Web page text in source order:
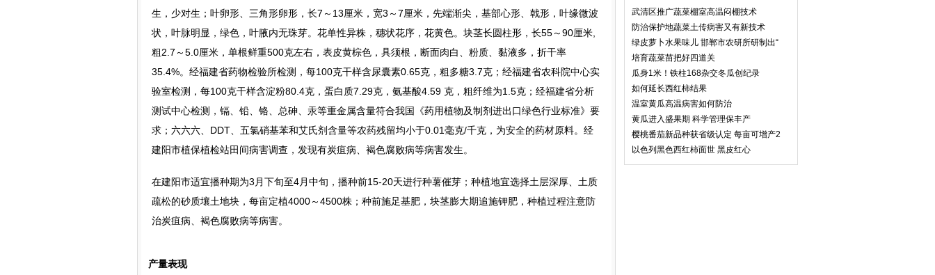
生，少对生；叶卵形、三角形卵形，长7～13厘米，宽3～7厘米，先端渐尖，基部心形、戟形，叶缘微波
状，叶脉明显，绿色，叶腋内无珠芽。花单性异株，穗状花序，花黄色。块茎长圆柱形，长55～90厘米,
粗2.7～5.0厘米，单根鲜重500克左右，表皮黄棕色，具须根，断面肉白、粉质、黏液多，折干率
35.4%。经福建省药物检验所检测，每100克干样含尿囊素0.65克，粗多糖3.7克；经福建省农科院中心实
验室检测，每100克干样含淀粉80.4克，蛋白质7.29克，氨基酸4.59 克，粗纤维为1.5克；经福建省分析
测试中心检测，镉、铅、铬、总砷、汞等重金属含量符合我国《药用植物及制剂进出口绿色行业标准》要
求；六六六、DDT、五氯硝基苯和艾氏剂含量等农药残留均小于0.01毫克/千克，为安全的药材原料。经
建阳市植保植检站田间病害调查，发现有炭疽病、褐色腐败病等病害发生。
在建阳市适宜播种期为3月下旬至4月中旬，播种前15-20天进行种薯催芽；种植地宜选择土层深厚、土质
疏松的砂质壤土地块，每亩定植4000～4500株；种前施足基肥，块茎膨大期追施钾肥，种植过程注意防
治炭疽病、褐色腐败病等病害。
产量表现
武清区推广蔬菜棚室高温闷棚技术
防治保护地蔬菜土传病害又有新技术
绿皮萝卜水果味儿 邯郸市农研所研制出“
培育蔬菜苗把好四道关
瓜身1米！铁柱168杂交冬瓜创纪录
如何延长西红柿结果
温室黄瓜高温病害如何防治
黄瓜进入盛果期 科学管理保丰产
樱桃番茄新品种获省级认定 每亩可增产2
以色列黑色西红柿面世 黑皮红心